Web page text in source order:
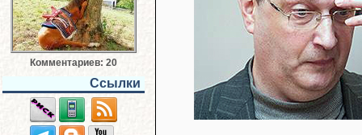
Комментариев: 20
Ссылки